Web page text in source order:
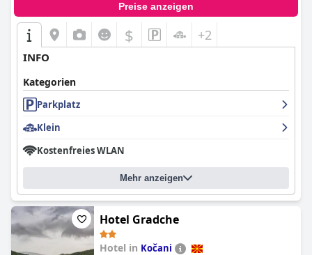
Preise anzeigen
$ +2
INFO
Kategorien
Parkplatz
Klein
Kostenfreies WLAN
Mehr anzeigen
Hotel Gradche
Hotel in Kočani